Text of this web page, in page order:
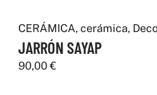
CERÁMICA, cerámica,
JARRÓN SAYAP
90,00€